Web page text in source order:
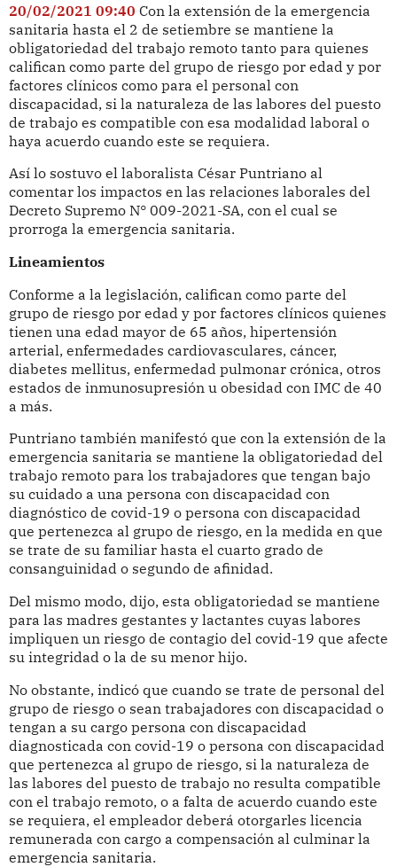
20/02/2021 09:40 Con la extensión de la emergencia
sanitaria hasta el 2 de setiembre se mantiene la
obligatoriedad del trabajo remoto tanto para quienes
califican como parte del grupo de riesgo por edad y por
factores clínicos como para el personal con
discapacidad, si la naturaleza de las labores del puesto
de trabajo es compatible con esa modalidad laboral o
haya acuerdo cuando este se requiera.
Así lo sostuvo el laboralista César Puntriano al
comentar los impactos en las relaciones laborales del
Decreto Supremo N° 009-2021-SA, con el cual se
prorroga la emergencia sanitaria.
Lineamientos
Conforme a la legislación, califican como parte del
grupo de riesgo por edad y por factores clínicos quienes
tienen una edad mayor de 65 años, hipertensión
arterial, enfermedades cardiovasculares, cáncer,
diabetes mellitus, enfermedad pulmonar crónica, otros
estados de inmunosupresión u obesidad con IMC de 40
a más.
Puntriano también manifestó que con la extensión de la
emergencia sanitaria se mantiene la obligatoriedad del
trabajo remoto para los trabajadores que tengan bajo
su cuidado a una persona con discapacidad con
diagnóstico de covid-19 o persona con discapacidad
que pertenezca al grupo de riesgo, en la medida en que
se trate de su familiar hasta el cuarto grado de
consanguinidad o segundo de afinidad.
Del mismo modo, dijo, esta obligatoriedad se mantiene
para las madres gestantes y lactantes cuyas labores
impliquen un riesgo de contagio del covid-19 que afecte
su integridad o la de su menor hijo.
No obstante, indicó que cuando se trate de personal del
grupo de riesgo o sean trabajadores con discapacidad o
tengan a su cargo persona con discapacidad
diagnosticada con covid-19 o persona con discapacidad
que pertenezca al grupo de riesgo, si la naturaleza de
las labores del puesto de trabajo no resulta compatible
con el trabajo remoto, o a falta de acuerdo cuando este
se requiera, el empleador deberá otorgarles licencia
remunerada con cargo a compensación al culminar la
emergencia sanitaria.